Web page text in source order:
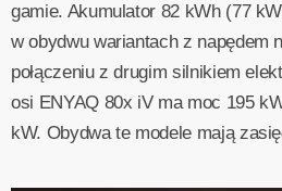
gamie. Akumulator 82 kWh (77
w obydwu wariantach z napędem
połączeniu z drugim silnikiem
osi ENYAQ 80x iV ma moc 195
kW. Obydwa te modele mają